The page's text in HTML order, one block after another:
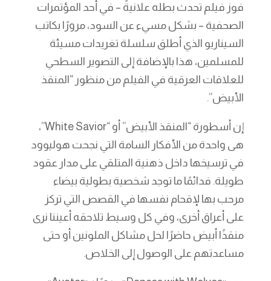
فوز فيلم تحدث بطله علانيةً – في أحد المؤتمرات
الصحفية – بشكل مسيء عن السود، مرورًا بكاتب
السيناريو الذي أطلق سلسلة تغريدات مسيئة
للمسلمين، هذا بالإضافة إلى التصوير السطحي
للعلاقات العرقية في الفيلم من منظور “المنقذ
الأبيض”.
إن أسطورة “المنقذ الأبيض” أو “White Savior”،
هى واحدة من الأفكار السامة التي نجحت هوليوود
في ترسيخها داخل ذهنية المتلقي على مدار عقود
طويلة. فدائمًا ما توجد شخصية بطولية بيضاء
مرحب بها لإقحام نفسها في القصص التي تركز
على أعراق أخرى، وفي كل وسيط تلاحقه أعيننا نرى
منقذًا أبيض حاضرًا لحل مشاكل الملونين أو حتى
مساعدتهم على الوصول إلى الخلاص.